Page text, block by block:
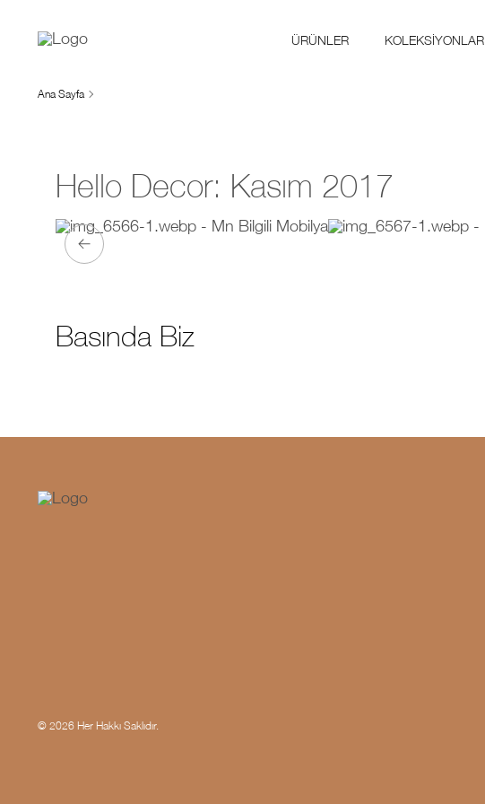
ÜRÜNLER KOLEKSIYONLAR
Ana Sayfa
Hello Decor: Kasım 2017
Basında Biz
© 2026 Her Hakkı Saklıdır.